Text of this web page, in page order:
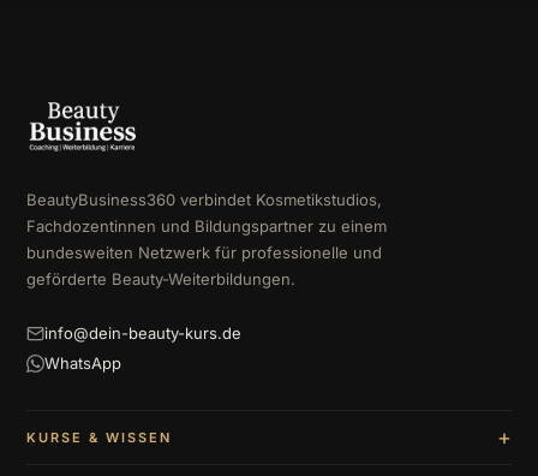
BeautyBusiness360 verbindet Kosmetikstudios,
Fachdozentinnen und Bildungspartner zu einem
bundesweiten Netzwerk für professionelle und
geförderte Beauty-Weiterbildungen.
info@dein-beauty-kurs.de
WhatsApp
KURSE & WISSEN